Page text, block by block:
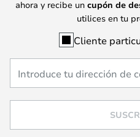
ahora y recibe un cupón de
utilices en tu
Cliente